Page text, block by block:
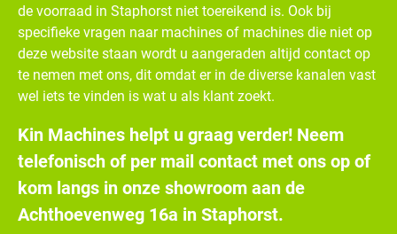
de voorraad in Staphorst niet toereikend is. Ook bij
specifieke vragen naar machines of machines die niet op
deze website staan wordt u aangeraden altijd contact op
te nemen met ons, dit omdat er in de diverse kanalen vast
wel iets te vinden is wat u als klant zoekt.
Kin Machines helpt u graag verder! Neem
telefonisch of per mail contact met ons op of
kom langs in onze showroom aan de
Achthoevenweg 16a in Staphorst.